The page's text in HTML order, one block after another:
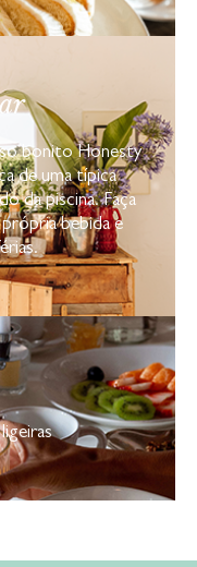
bonito Honesty
de uma típica
da piscina. Faça
bebida e